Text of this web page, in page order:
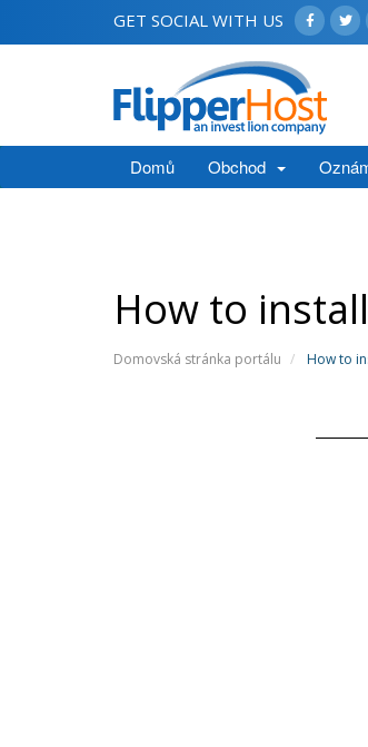
GET SOCIAL WITH US
Domů Obchod
How to
Domovská stránka portálu How to